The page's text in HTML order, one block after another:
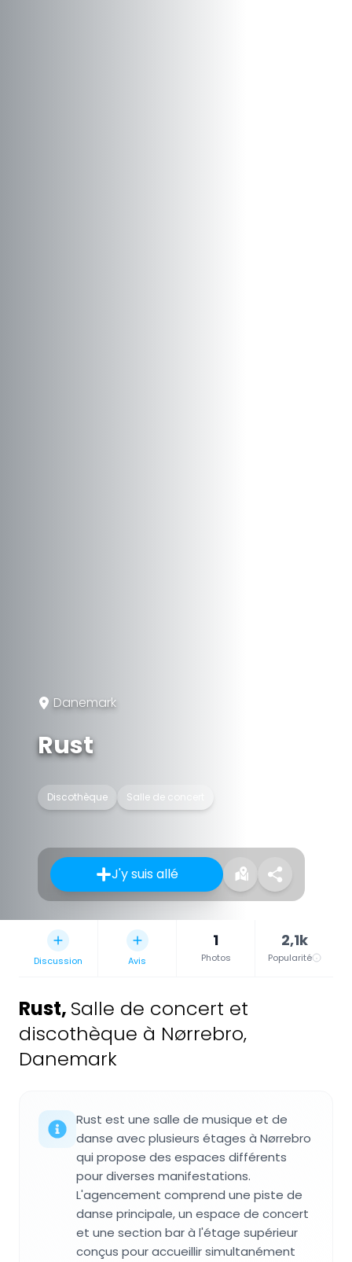
Danemark
Rust
Discothèque Salle de concert
J'y suis allé
Discussion Avis
1
Photos
2,1k
Popularité
Rust, Salle de concert et
discothèque à Nørrebro,
Danemark
Rust est une salle de musique et de
danse avec plusieurs étages à Nørrebro
qui propose des espaces différents
pour diverses manifestations.
L'agencement comprend une piste de
danse principale, un espace de concert
et une section bar à l'étage supérieur
conçus pour accueillir simultanément